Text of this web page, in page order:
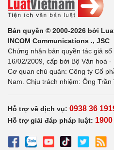
Bản quyền © 2000-2026 bởi
INCOM Communications ., JSC
Chứng nhận bản quyền tác giả
16/02/2009, cấp bởi Bộ Văn hoá -
Cơ quan chủ quản: Công ty Cổ
Nam. Chịu trách nhiệm: Ông Trần
Hỗ trợ về dịch vụ: 0938 36
Hỗ trợ giải đáp pháp luật: